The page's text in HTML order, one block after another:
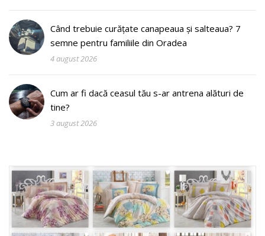
Când trebuie curățate canapeaua și salteaua? 7
semne pentru familiile din Oradea
4 august 2026
Cum ar fi dacă ceasul tău s-ar antrena alături de
tine?
3 august 2026